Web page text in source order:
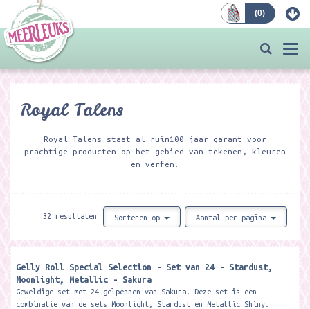
(0)
Royal Talens
Royal Talens staat al ruim100 jaar garant voor
prachtige producten op het gebied van tekenen, kleuren
en verfen.
32 resultaten Sorteren op Aantal per pagina
Gelly Roll Special Selection - Set van 24 - Stardust,
Moonlight, Metallic - Sakura
Geweldige set met 24 gelpennen van Sakura. Deze set is een
combinatie van de sets Moonlight, Stardust en Metallic Shiny.